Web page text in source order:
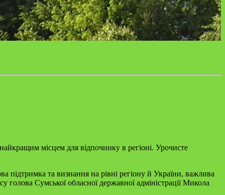
місцем для відпочинку в регіоні. Урочисте
підтримка та визнання на рівні регіону й України, важлива
голова Сумської обласної державної адміністрації Микола